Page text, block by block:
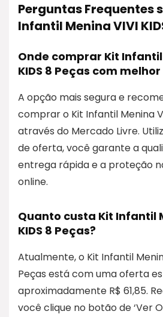
Perguntas Frequentes
Infantil Menina VIVI
Onde comprar Kit Infantil
KIDS 8 Peças com
A opção mais segura e
comprar o Kit Infantil Menina
através do Mercado Livre.
de oferta, você garante a
entrega rápida e a proteção
online.
Quanto custa Kit Infantil
KIDS 8 Peças?
Atualmente, o Kit Infantil
Peças está com uma oferta
aproximadamente R$ 61,85.
você clique no botão de ‘Ver